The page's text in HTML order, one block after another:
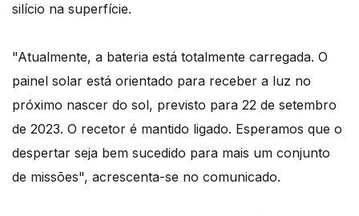
silício na superfície.
"Atualmente, a bateria está totalmente carregada. O
painel solar está orientado para receber a luz no
próximo nascer do sol, previsto para 22 de setembro
de 2023. O recetor é mantido ligado. Esperamos que o
despertar seja bem sucedido para mais um conjunto
de missões", acrescenta-se no comunicado.